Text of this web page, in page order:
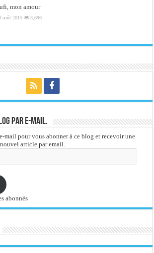
mon amour
août 2015 3,696
par e-mail.
mail pour vous abonner à ce blog et recevoir une
article par email.
abonnés